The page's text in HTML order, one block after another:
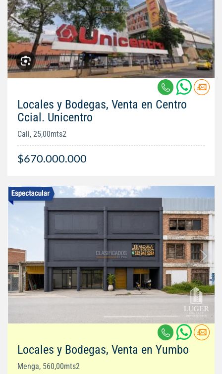
Locales y Bodegas, Venta en Centro
Ccial. Unicentro
Cali, 25,00mts2
$670.000.000
Locales y Bodegas, Venta en Yumbo
Menga, 560,00mts2